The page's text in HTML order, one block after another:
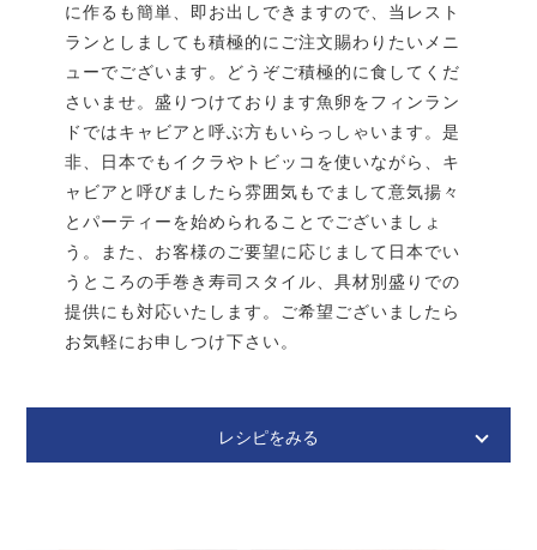
くなるので手袋をすると良い）
りんごは皮付きのまま1cmくらいの角切りにする。変
色防止にレモン汁をかけて混ぜておく。
ビーツとニンジンをプレートに盛り、ペコロスピクル
ス、コルニッションピクルス、縦半分に切ったゆで卵
を盛り付け、最後にリンゴを飾り付ける。
仕上げにペコロスピクルスに使ったイエローマスター
ドシードを適量デコレーションし、黒胡椒をかける。
サワークリームと生クリームを混ぜてやわらかくした
ものを、プレートの好きな場所にポンポンと盛りつけ
る。
ディルの柔らかい部分を散らして完成。
茹ですぎにご注意！柔らかすぎず、硬すぎず、野菜の適度な
材 料 4人分
真鯛（刺身用）
小さめのラディッシュ
アーキペラゴ・ブレッド※
2枚（約100g）
バター（パンを炒める用）
大さじ2
に作るも簡単、即お出しできますので、当レスト
ランとしましても積極的にご注文賜わりたいメニ
ューでございます。どうぞご積極的に食してくだ
さいませ。盛りつけております魚卵をフィンラン
ドではキャビアと呼ぶ方もいらっしゃいます。是
非、日本でもイクラやトビッコを使いながら、キ
ャビアと呼びましたら雰囲気もでまして意気揚々
とパーティーを始められることでございましょ
う。また、お客様のご要望に応じまして日本でい
うところの手巻き寿司スタイル、具材別盛りでの
提供にも対応いたします。ご希望ございましたら
お気軽にお申しつけ下さい。
レシピをみる